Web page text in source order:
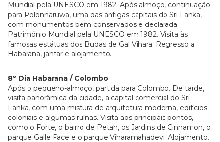
Mundial pela UNESCO em 1982. Após almoço, continuação
para Polonnaruwa, uma das antigas capitais do Sri Lanka,
com monumentos bem conservados e declarada
Património Mundial pela UNESCO em 1982. Visita às
famosas estátuas dos Budas de Gal Vihara. Regresso a
Habarana, jantar e alojamento.
8º Dia Habarana / Colombo
Após o pequeno-almoço, partida para Colombo. De tarde,
visita panorâmica da cidade, a capital comercial do Sri
Lanka, com uma mistura de arquitetura moderna, edifícios
coloniais e algumas ruínas. Visita aos principais pontos,
como o Forte, o bairro de Petah, os Jardins de Cinnamon, o
parque Galle Face e o parque Viharamahadevi. Alojamento.